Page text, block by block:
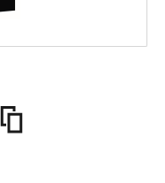
https://